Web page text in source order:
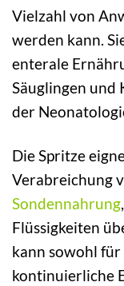
Vielzahl von
werden kann.
enterale
Säuglingen und
der
Die Spritze
Verabreichung
Sondennahrung
Flüssigkeiten
kann sowohl für
kontinuierliche